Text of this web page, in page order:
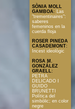
SÒNIA MOLL
GAMBOA: Las
"trementinaires":
saberes
femeninos en la
cuerda floja
ROSER PINEDA
CASADEMONT:
Incest ideològic
ROSA M.
GONZÁLEZ
GRAELL :
PETRA
DELICADO I
GUIDO
BRUNETTI
Política del
simbòlic; en color
negre